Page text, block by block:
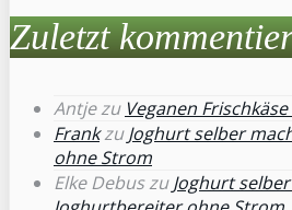
Zuletzt
Antjezu Veganen
FrankzuJoghurt selber
ohne Strom
Elke DebuszuJoghurt